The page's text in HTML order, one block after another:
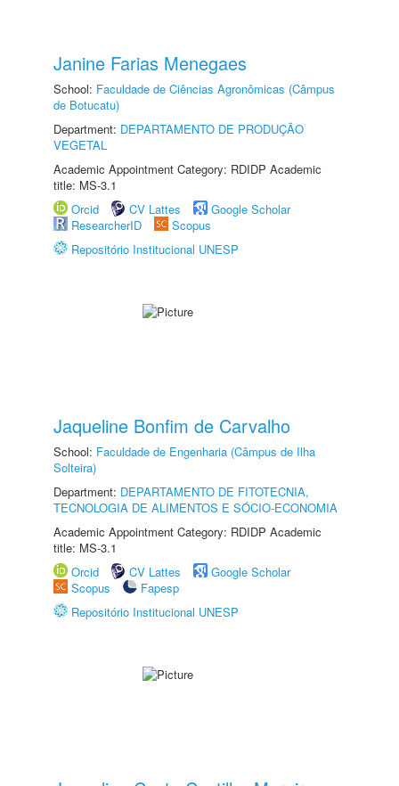
Janine Farias Menegaes
School: Faculdade de Ciências Agronômicas (Câmpus
de Botucatu)
Department: DEPARTAMENTO DE PRODUÇÃO
VEGETAL
Academic Appointment Category: RDIDP Academic
title: MS-3.1
Orcid
CV Lattes
Google Scholar
ResearcherID
Scopus
Repositório Institucional UNESP
Jaqueline Bonfim de Carvalho
School: Faculdade de Engenharia (Câmpus de Ilha
Solteira)
Department: DEPARTAMENTO DE FITOTECNIA,
TECNOLOGIA DE ALIMENTOS E SÓCIO-ECONOMIA
Academic Appointment Category: RDIDP Academic
title: MS-3.1
Orcid
CV Lattes
Google Scholar
Scopus
Fapesp
Repositório Institucional UNESP